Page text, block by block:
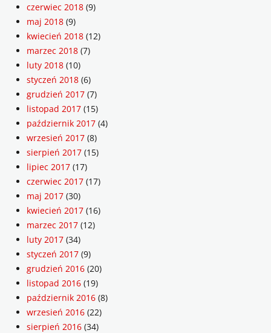
czerwiec 2018 (9)
maj 2018 (9)
kwiecień 2018 (12)
marzec 2018 (7)
luty 2018 (10)
styczeń 2018 (6)
grudzień 2017 (7)
listopad 2017 (15)
październik 2017 (4)
wrzesień 2017 (8)
sierpień 2017 (15)
lipiec 2017 (17)
czerwiec 2017 (17)
maj 2017 (30)
kwiecień 2017 (16)
marzec 2017 (12)
luty 2017 (34)
styczeń 2017 (9)
grudzień 2016 (20)
listopad 2016 (19)
październik 2016 (8)
wrzesień 2016 (22)
sierpień 2016 (34)